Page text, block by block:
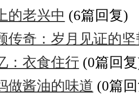
的老兴中 (6篇回复)
传奇：岁月见证的
：衣食住行 (0篇回
做酱油的味道 (0篇